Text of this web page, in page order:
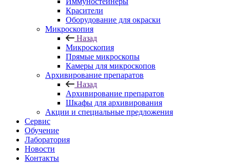
Красители
Оборудование для окраски
Микроскопия
Назад
Микроскопия
Прямые микроскопы
Камеры для микроскопов
Архивирование препаратов
Назад
Архивирование препаратов
Шкафы для архивирования
Акции и специальные предложения
Сервис
Обучение
Лаборатория
Новости
Контакты